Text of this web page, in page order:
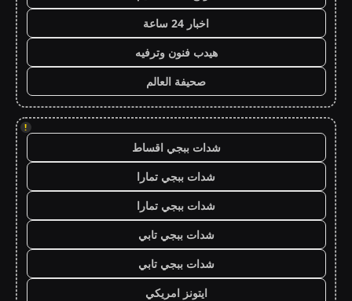
اخبار 24 ساعة
هيدب فنون وترفيه
صحيفة العالم
!
شدات ببجي اقساط
شدات ببجي تمارا
شدات ببجي تمارا
شدات ببجي تابي
شدات ببجي تابي
ايتونز امريكي